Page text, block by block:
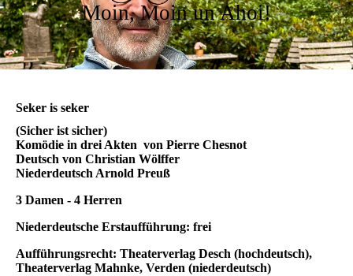
Moin, Moin un Ahoi!
Seker is seker
(Sicher ist sicher)
Komödie in drei Akten von Pierre Chesnot
Deutsch von Christian Wölffer
Niederdeutsch Arnold Preuß
3 Damen - 4 Herren
Niederdeutsche Erstaufführung: frei
Aufführungsrecht: Theaterverlag Desch (hochdeutsch),
Theaterverlag Mahnke, Verden (niederdeutsch)